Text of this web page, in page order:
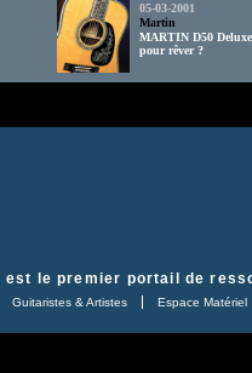
05-03-2001
Martin
MARTIN D50
pour rêver ?
est le premier portail de
Guitaristes & Artistes Espace Matériel